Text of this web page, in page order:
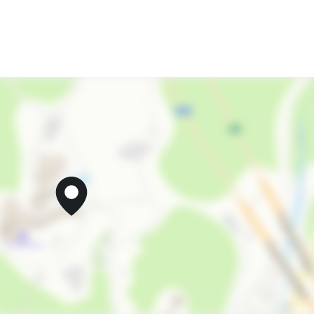
Катание на лыжах
Детская игровая площадка